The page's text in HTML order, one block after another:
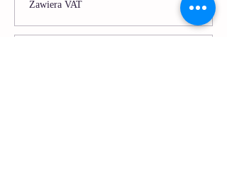
Zawiera VAT